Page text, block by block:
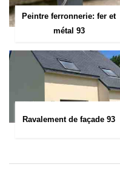
Peintre ferronnerie: fer et
métal 93
Ravalement de façade 93